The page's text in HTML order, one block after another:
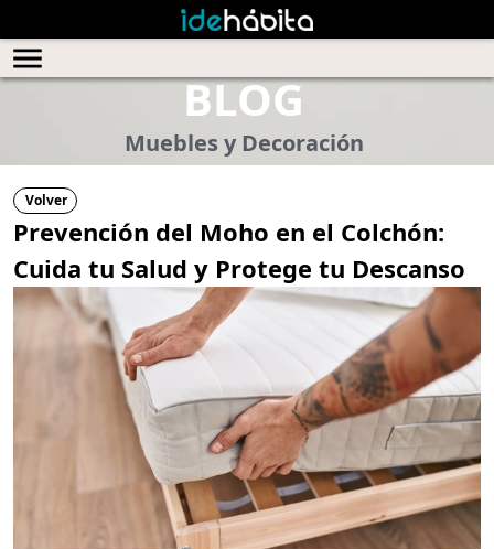
BLOG
Muebles y Decoración
Volver
Prevención del Moho en el Colchón:
Cuida tu Salud y Protege tu Descanso